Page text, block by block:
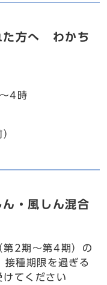
た方へ わかち
4時
・風しん混合
2期～第4期）の
種期限を過ぎる
てください